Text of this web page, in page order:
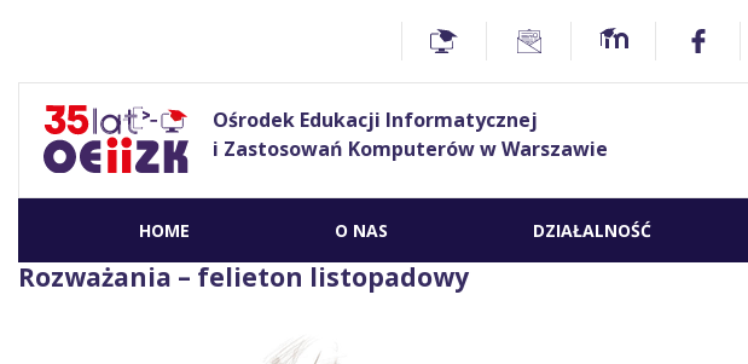
Ośrodek Edukacji Informatycznej
i Zastosowań Komputerów w Warszawie
HOME O NAS DZIAŁALNOŚĆ
Rozważania – felieton listopadowy